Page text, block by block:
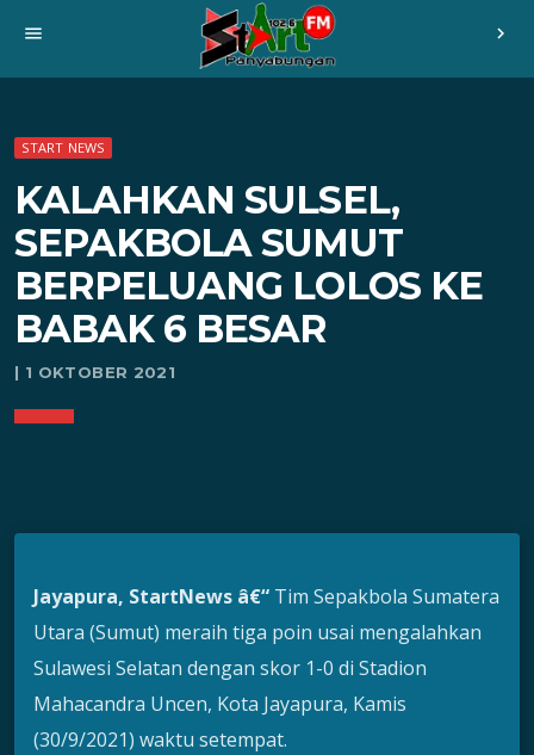
menu chevron_right
START NEWS
KALAHKAN SULSEL,
SEPAKBOLA SUMUT
BERPELUANG LOLOS KE
BABAK 6 BESAR
| 1 OKTOBER 2021
Jayapura, StartNews â€“ Tim Sepakbola Sumatera
Utara (Sumut) meraih tiga poin usai mengalahkan
Sulawesi Selatan dengan skor 1-0 di Stadion
Mahacandra Uncen, Kota Jayapura, Kamis
(30/9/2021) waktu setempat.